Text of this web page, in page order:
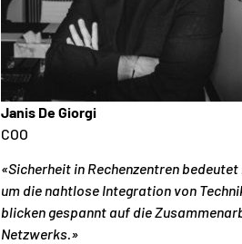
Janis De Giorgi
COO
«Sicherheit in Rechenzentren
um die nahtlose Integration von
blicken gespannt auf die
Netzwerks.»